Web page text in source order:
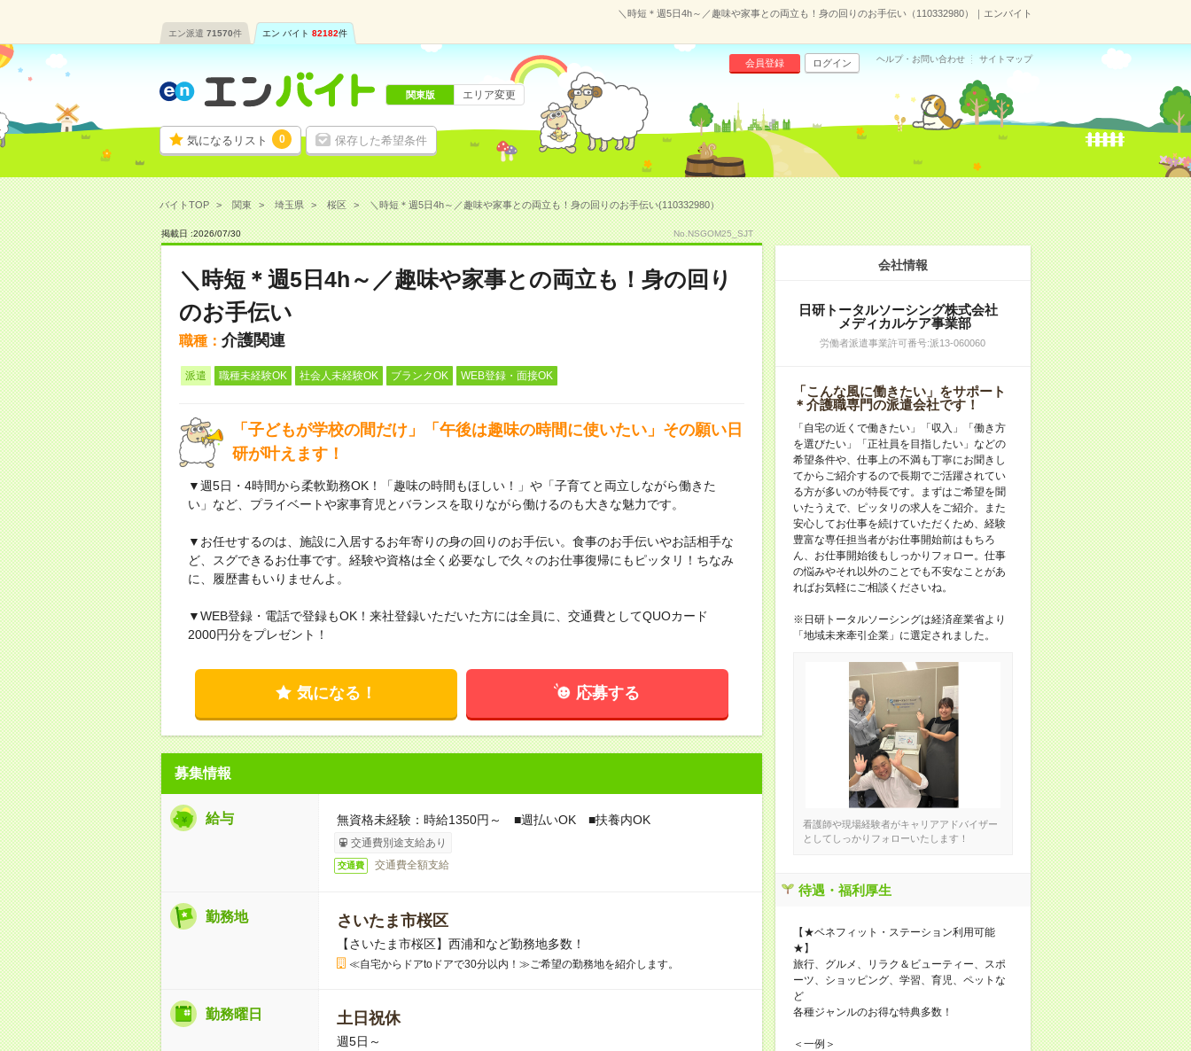
＼時短＊週5日4h～／趣味や家事との両立も！身の回りのお手伝い（110332980）｜エンバイト
エン派遣 71570件 エン バイト 82182件
気になるリスト 0 保存した希望条件
会員登録 ログイン ヘルプ・お問い合わせ サイトマップ
関東版 エリア変更
バイトTOP 関東 埼玉県 桜区 ＼時短＊週5日4h～／趣味や家事との両立も！身の回りのお手伝い(110332980）
掲載日 :2026/07/30 No.NSGOM25_SJT
＼時短＊週5日4h～／趣味や家事との両立も！身の回り
のお手伝い
職種： 介護関連
派遣 職種未経験OK 社会人未経験OK ブランクOK WEB登録・面接OK
「子どもが学校の間だけ」「午後は趣味の時間に使いたい」その願い日
研が叶えます！
▼週5日・4時間から柔軟勤務OK！「趣味の時間もほしい！」や「子育てと両立しながら働きた
い」など、プライベートや家事育児とバランスを取りながら働けるのも大きな魅力です。
▼お任せするのは、施設に入居するお年寄りの身の回りのお手伝い。食事のお手伝いやお話相手な
ど、スグできるお仕事です。経験や資格は全く必要なしで久々のお仕事復帰にもピッタリ！ちなみ
に、履歴書もいりませんよ。
▼WEB登録・電話で登録もOK！来社登録いただいた方には全員に、交通費としてQUOカード
2000円分をプレゼント！
気になる！ 応募する
募集情報
給与 無資格未経験：時給1350円～ ■週払いOK ■扶養内OK
交通費別途支給あり
交通費 交通費全額支給
勤務地 さいたま市桜区
【さいたま市桜区】西浦和など勤務地多数！
≪自宅からドアtoドアで30分以内！≫ご希望の勤務地を紹介します。
勤務曜日 土日祝休
週5日～
会社情報
日研トータルソーシング株式会社
メディカルケア事業部
労働者派遣事業許可番号:派13-060060
「こんな風に働きたい」をサポート
＊介護職専門の派遣会社です！
「自宅の近くで働きたい」「収入」「働き方
を選びたい」「正社員を目指したい」などの
希望条件や、仕事上の不満も丁寧にお聞きし
てからご紹介するので長期でご活躍されてい
る方が多いのが特長です。まずはご希望を聞
いたうえで、ピッタリの求人をご紹介。また
安心してお仕事を続けていただくため、経験
豊富な専任担当者がお仕事開始前はもちろ
ん、お仕事開始後もしっかりフォロー。仕事
の悩みやそれ以外のことでも不安なことがあ
ればお気軽にご相談くださいね。
※日研トータルソーシングは経済産業省より
「地域未来牽引企業」に選定されました。
看護師や現場経験者がキャリアアドバイザー
としてしっかりフォローいたします！
待遇・福利厚生
【★ベネフィット・ステーション利用可能
★】
旅行、グルメ、リラク＆ビューティー、スポ
ーツ、ショッピング、学習、育児、ペットな
ど
各種ジャンルのお得な特典多数！
＜一例＞